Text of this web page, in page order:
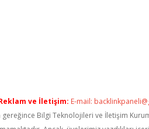
ve İletişim: E-mail:
gereğince Bilgi Teknolojileri ve İletişim